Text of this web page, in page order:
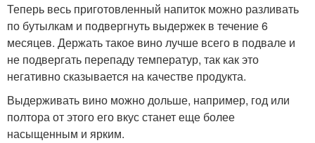
Теперь весь приготовленный напиток можно разливать
по бутылкам и подвергнуть выдержек в течение 6
месяцев. Держать такое вино лучше всего в подвале и
не подвергать перепаду температур, так как это
негативно сказывается на качестве продукта.
Выдерживать вино можно дольше, например, год или
полтора от этого его вкус станет еще более
насыщенным и ярким.